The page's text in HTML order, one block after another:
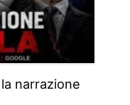
narrazione